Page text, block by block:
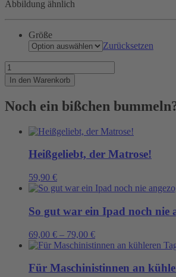
Abbildung ähnlich
Größe
Zurücksetzen
Ankerherz
auf
bretonisch
In den Warenkorb
Noch ein bißchen
Heißgeliebt, der Matrose!
59,90 €
So gut war ein Ipad noch nie
69,00 € – 79,00 €
Für Maschinistinnen an